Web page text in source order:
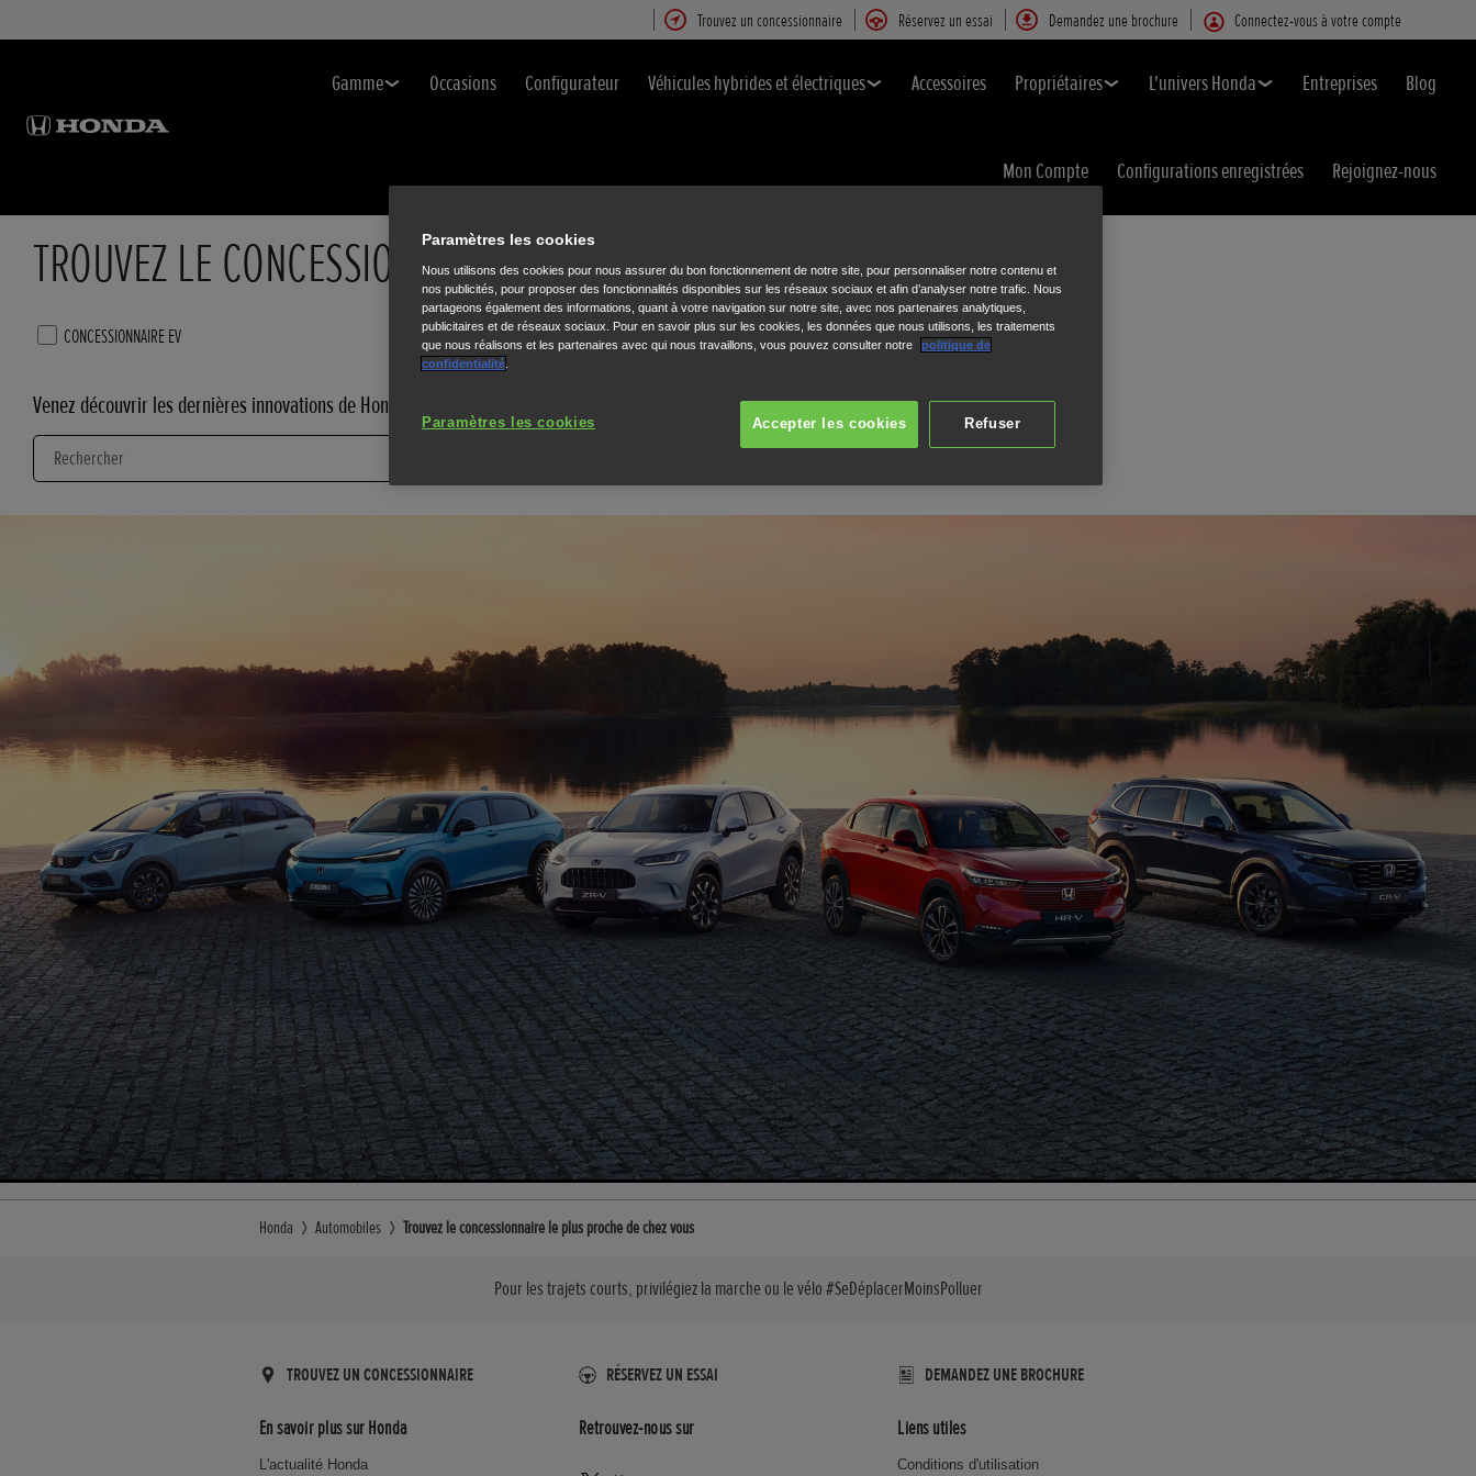
Trouvez un concessionnaire Réservez un essai Demandez une brochure Connectez-vous à votre compte
Gamme Occasions Configurateur Véhicules hybrides et électriques Accessoires Propriétaires L'univers Honda Entreprises Blog
Mon Compte Configurations enregistrées Rejoignez-nous
TROUVEZ LE CONCESSIONNAIRE LE PLUS PROCHE DE CHEZ VOUS
CONCESSIONNAIRE EV VENTE ENTRETIEN ET RÉPARATION
Venez découvrir les dernières innovations de Honda
Honda Automobiles Trouvez le concessionnaire le plus proche de chez vous
Pour les trajets courts, privilégiez la marche ou le vélo #SeDéplacerMoinsPolluer
TROUVEZ UN CONCESSIONNAIRE RÉSERVEZ UN ESSAI DEMANDEZ UNE BROCHURE
En savoir plus sur Honda
L'actualité Honda
Retrouvez-nous sur Liens utiles
Conditions d'utilisation
Paramètres les cookies
Nous utilisons des cookies pour nous assurer du bon fonctionnement de notre site, pour personnaliser notre contenu et
nos publicités, pour proposer des fonctionnalités disponibles sur les réseaux sociaux et afin d’analyser notre trafic. Nous
partageons également des informations, quant à votre navigation sur notre site, avec nos partenaires analytiques,
publicitaires et de réseaux sociaux. Pour en savoir plus sur les cookies, les données que nous utilisons, les traitements
que nous réalisons et les partenaires avec qui nous travaillons, vous pouvez consulter notre
politique de
confidentialité
Refuser
Accepter les cookies
Paramètres les cookies